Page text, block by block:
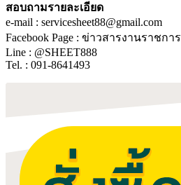
สอบถามรายละเอียด
e-mail : servicesheet88@gmail.com
Facebook Page : ข่าวสารงานราชการ
Line : @SHEET888
Tel. : 091-8641493